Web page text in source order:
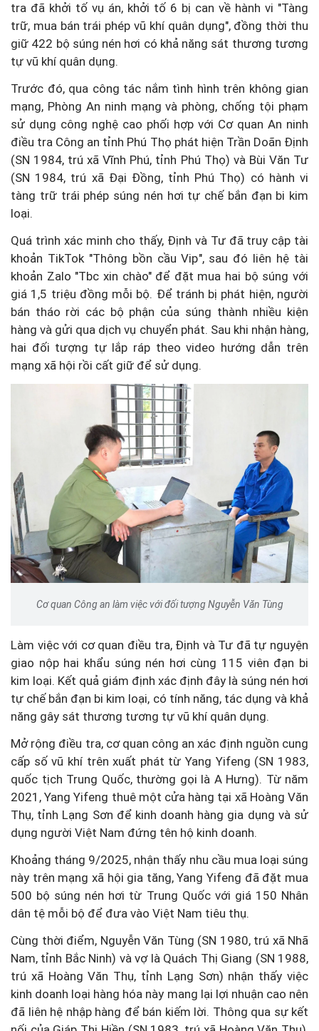
tra đã khởi tố vụ án, khởi tố 6 bị can về hành vi "Tàng
trữ, mua bán trái phép vũ khí quân dụng", đồng thời thu
giữ 422 bộ súng nén hơi có khả năng sát thương tương
tự vũ khí quân dụng.
Trước đó, qua công tác nắm tình hình trên không gian
mạng, Phòng An ninh mạng và phòng, chống tội phạm
sử dụng công nghệ cao phối hợp với Cơ quan An ninh
điều tra Công an tỉnh Phú Thọ phát hiện Trần Doãn Định
(SN 1984, trú xã Vĩnh Phú, tỉnh Phú Thọ) và Bùi Văn Tư
(SN 1984, trú xã Đại Đồng, tỉnh Phú Thọ) có hành vi
tàng trữ trái phép súng nén hơi tự chế bắn đạn bi kim
loại.
Quá trình xác minh cho thấy, Định và Tư đã truy cập tài
khoản TikTok "Thông bồn cầu Vip", sau đó liên hệ tài
khoản Zalo "Tbc xin chào" để đặt mua hai bộ súng với
giá 1,5 triệu đồng mỗi bộ. Để tránh bị phát hiện, người
bán tháo rời các bộ phận của súng thành nhiều kiện
hàng và gửi qua dịch vụ chuyển phát. Sau khi nhận hàng,
hai đối tượng tự lắp ráp theo video hướng dẫn trên
mạng xã hội rồi cất giữ để sử dụng.
Cơ quan Công an làm việc với đối tượng Nguyễn Văn Tùng
Làm việc với cơ quan điều tra, Định và Tư đã tự nguyện
giao nộp hai khẩu súng nén hơi cùng 115 viên đạn bi
kim loại. Kết quả giám định xác định đây là súng nén hơi
tự chế bắn đạn bi kim loại, có tính năng, tác dụng và khả
năng gây sát thương tương tự vũ khí quân dụng.
Mở rộng điều tra, cơ quan công an xác định nguồn cung
cấp số vũ khí trên xuất phát từ Yang Yifeng (SN 1983,
quốc tịch Trung Quốc, thường gọi là A Hưng). Từ năm
2021, Yang Yifeng thuê một cửa hàng tại xã Hoàng Văn
Thụ, tỉnh Lạng Sơn để kinh doanh hàng gia dụng và sử
dụng người Việt Nam đứng tên hộ kinh doanh.
Khoảng tháng 9/2025, nhận thấy nhu cầu mua loại súng
này trên mạng xã hội gia tăng, Yang Yifeng đã đặt mua
500 bộ súng nén hơi từ Trung Quốc với giá 150 Nhân
dân tệ mỗi bộ để đưa vào Việt Nam tiêu thụ.
Cùng thời điểm, Nguyễn Văn Tùng (SN 1980, trú xã Nhã
Nam, tỉnh Bắc Ninh) và vợ là Quách Thị Giang (SN 1988,
trú xã Hoàng Văn Thụ, tỉnh Lạng Sơn) nhận thấy việc
kinh doanh loại hàng hóa này mang lại lợi nhuận cao nên
đã liên hệ nhập hàng để bán kiếm lời. Thông qua sự kết